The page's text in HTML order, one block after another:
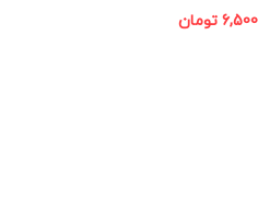
6,500 تومان